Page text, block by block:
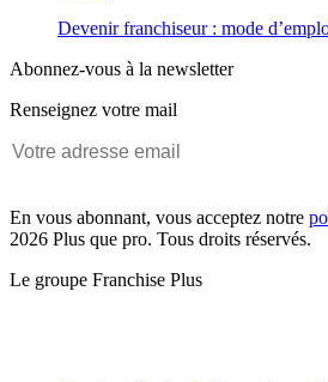
Devenir franchiseur : mode
Abonnez-vous à la newsletter
Renseignez votre mail
En vous abonnant, vous acceptez notre
2026 Plus que pro. Tous droits réservés.
Le groupe Franchise Plus